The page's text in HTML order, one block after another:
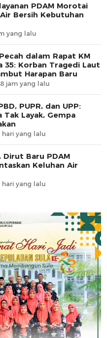
PDAM Morotai
Bersih Kebutuhan
yang lalu
dalam Rapat KM
35: Korban Tragedi Laut
Harapan Baru
jam yang lalu
PUPR, dan UPP:
Tak Layak, Gempa
hari yang lalu
Dirut Baru PDAM
Keluhan Air
hari yang lalu